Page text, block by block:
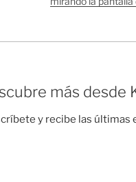
más desde
y recibe las